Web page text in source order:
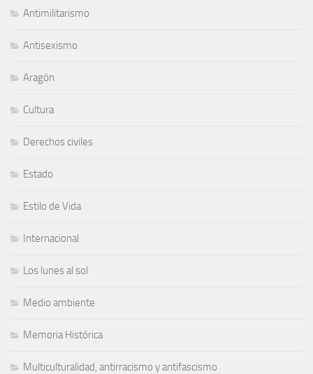
Antimilitarismo
Antisexismo
Aragón
Cultura
Derechos civiles
Estado
Estilo de Vida
Internacional
Los lunes al sol
Medio ambiente
Memoria Histórica
Multiculturalidad, antirracismo y antifascismo